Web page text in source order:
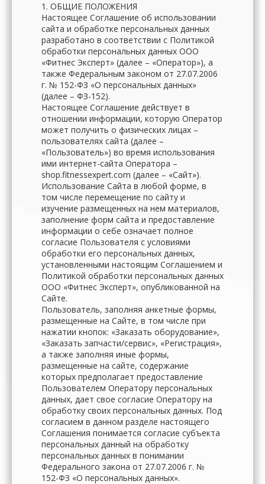
1. ОБЩИЕ ПОЛОЖЕНИЯ
Настоящее Соглашение об использовании
сайта и обработке персональных данных
разработано в соответствии с Политикой
обработки персональных данных ООО
«Фитнес Эксперт» (далее – «Оператор»), а
также Федеральным законом от 27.07.2006
г. № 152-ФЗ «О персональных данных»
(далее – ФЗ-152).
Настоящее Соглашение действует в
отношении информации, которую Оператор
может получить о физических лицах –
пользователях сайта (далее –
«Пользователь») во время использования
ими интернет-сайта Оператора –
shop.fitnessexpert.com (далее – «Сайт»).
Использование Сайта в любой форме, в
том числе перемещение по сайту и
изучение размещенных на нем материалов,
заполнение форм сайта и предоставление
информации о себе означает полное
согласие Пользователя с условиями
обработки его персональных данных,
установленными настоящим Соглашением и
Политикой обработки персональных данных
ООО «Фитнес Эксперт», опубликованной на
Сайте.
Пользователь, заполняя анкетные формы,
размещенные на Сайте, в том числе при
нажатии кнопок: «Заказать оборудование»,
«Заказать запчасти/сервис», «Регистрация»,
а также заполняя иные формы,
размещенные на сайте, содержание
которых предполагает предоставление
Пользователем Оператору персональных
данных, дает свое согласие Оператору на
обработку своих персональных данных. Под
согласием в данном разделе настоящего
Соглашения понимается согласие субъекта
персональных данный на обработку
персональных данных в понимании
Федерального закона от 27.07.2006 г. №
152-ФЗ «О персональных данных».